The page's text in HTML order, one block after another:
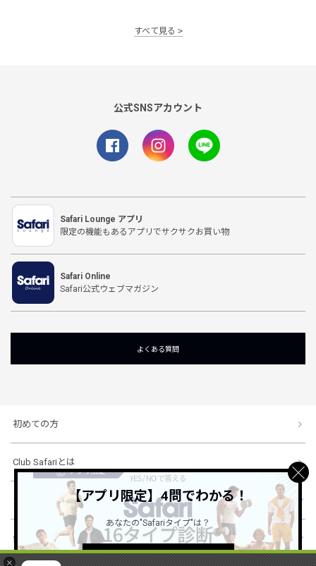
×
すべて見る
公式SNSアカウント
Safari Lounge アプリ
限定の機能もあるアプリでサクサクお買い物
Safari Online
Safari公式ウェブマガジン
よくある質問
初めての方
Club Safariとは
ショッピングガイド
会社概要・規約
【アプリ限定】4問でわかる！
あなたの"Safariタイプ"は？
詳しくはこちら ＞